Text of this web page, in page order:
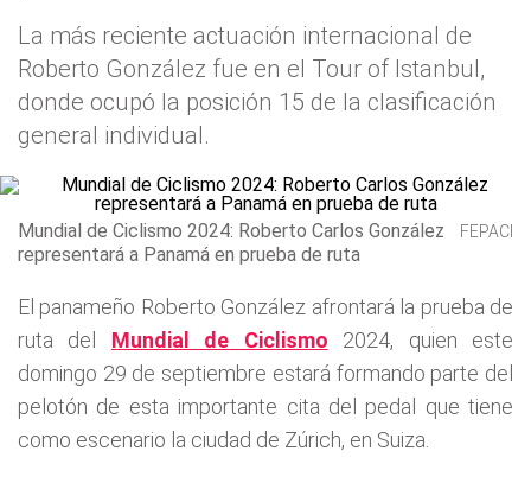
La más reciente actuación internacional de
Roberto González fue en el Tour of Istanbul,
donde ocupó la posición 15 de la clasificación
general individual.
Mundial de Ciclismo 2024: Roberto Carlos González
representará a Panamá en prueba de ruta
FEPACI
El panameño Roberto González afrontará la prueba de
ruta del Mundial de Ciclismo 2024, quien este
domingo 29 de septiembre estará formando parte del
pelotón de esta importante cita del pedal que tiene
como escenario la ciudad de Zúrich, en Suiza.